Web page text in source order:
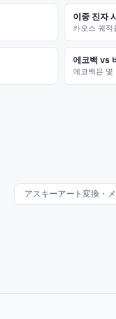
이중 진자
카오스 궤적
에코백 vs
에코백은 몇
アスキーアート変換・